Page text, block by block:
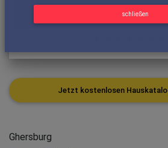
schließen
Ghersburg
Jetzt kostenlosen